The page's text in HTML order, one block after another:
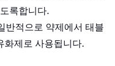
록합니다.
반적으로 약제에서 태블
화제로 ​​사용됩니다.